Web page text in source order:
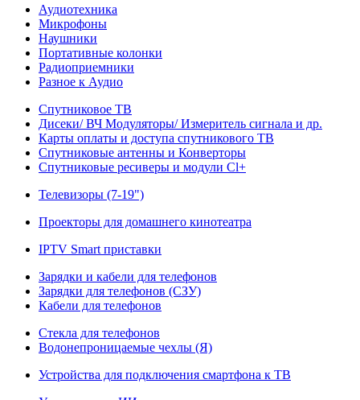
Аудиотехника
Микрофоны
Наушники
Портативные колонки
Радиоприемники
Разное к Аудио
Спутниковое ТВ
Дисеки/ ВЧ Модуляторы/ Измеритель сигнала и др.
Карты оплаты и доступа спутникового ТВ
Спутниковые антенны и Конверторы
Спутниковые ресиверы и модули Cl+
Телевизоры (7-19")
Проекторы для домашнего кинотеатра
IPTV Smart приставки
Зарядки и кабели для телефонов
Зарядки для телефонов (СЗУ)
Кабели для телефонов
Стекла для телефонов
Водонепроницаемые чехлы (Я)
Устройства для подключения смартфона к ТВ